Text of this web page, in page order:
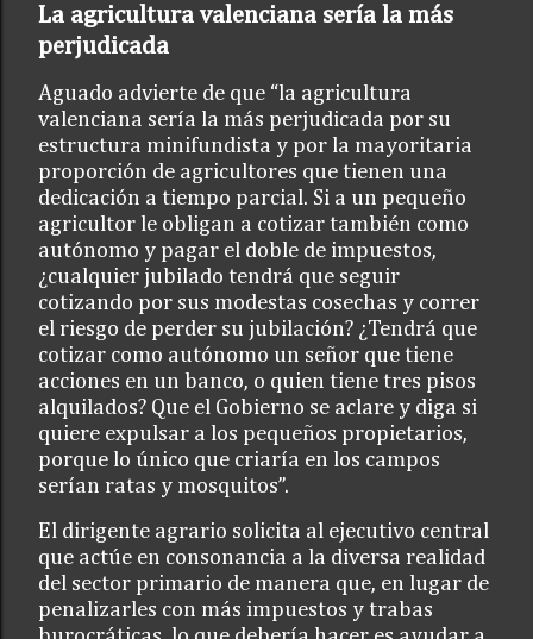
La agricultura valenciana sería la más
perjudicada
Aguado advierte de que “la agricultura
valenciana sería la más perjudicada por su
estructura minifundista y por la mayoritaria
proporción de agricultores que tienen una
dedicación a tiempo parcial. Si a un pequeño
agricultor le obligan a cotizar también como
autónomo y pagar el doble de impuestos,
¿cualquier jubilado tendrá que seguir
cotizando por sus modestas cosechas y correr
el riesgo de perder su jubilación? ¿Tendrá que
cotizar como autónomo un señor que tiene
acciones en un banco, o quien tiene tres pisos
alquilados? Que el Gobierno se aclare y diga si
quiere expulsar a los pequeños propietarios,
porque lo único que criaría en los campos
serían ratas y mosquitos”.
El dirigente agrario solicita al ejecutivo central
que actúe en consonancia a la diversa realidad
del sector primario de manera que, en lugar de
penalizarles con más impuestos y trabas